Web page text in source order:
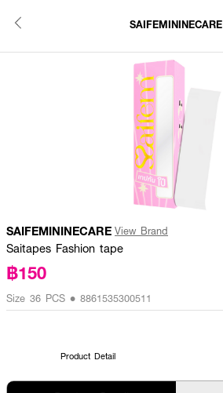
SAIFEMININECARE
SAIFEMININECARE View Brand
Saitapes Fashion tape
฿150
Size 36 PCS • 8861535300511
Product Detail